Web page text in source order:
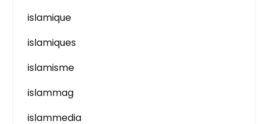
islamique
islamiques
islamisme
islammag
islammedia